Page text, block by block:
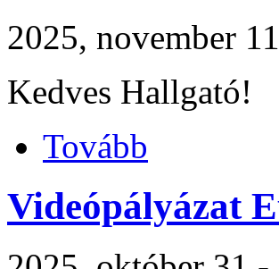
2025, november
Kedves Hallgató!
Tovább
Videópályázat